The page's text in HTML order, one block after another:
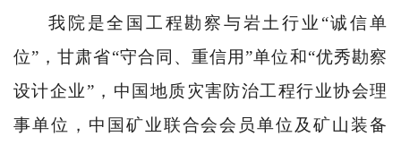
我院是全国工程勘察与岩土行业 “诚信单
位” ，甘肃省“守合同、重信用”单位和“优秀勘察
设计企业” ，中国地质灾害防治工程行业协会理
事单位，中国矿业联合会会员单位及矿山装备